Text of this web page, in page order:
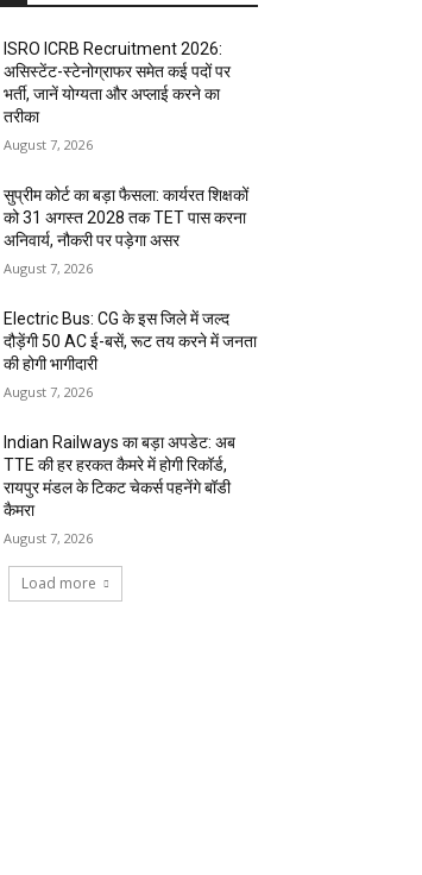
ISRO ICRB Recruitment 2026:
असिस्टेंट-स्टेनोग्राफर समेत कई पदों पर
भर्ती, जानें योग्यता और अप्लाई करने का
तरीका
August 7, 2026
सुप्रीम कोर्ट का बड़ा फैसला: कार्यरत शिक्षकों
को 31 अगस्त 2028 तक TET पास करना
अनिवार्य, नौकरी पर पड़ेगा असर
August 7, 2026
Electric Bus: CG के इस जिले में जल्द
दौड़ेंगी 50 AC ई-बसें, रूट तय करने में जनता
की होगी भागीदारी
August 7, 2026
Indian Railways का बड़ा अपडेट: अब
TTE की हर हरकत कैमरे में होगी रिकॉर्ड,
रायपुर मंडल के टिकट चेकर्स पहनेंगे बॉडी
कैमरा
August 7, 2026
Load more